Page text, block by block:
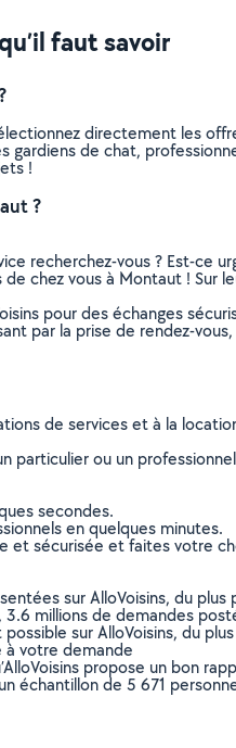
faut savoir
directement les
gardiens de chat,
!
?
recherchez-vous ? Est-ce
chez vous à Montaut !
pour des échanges
par la prise de rendez-
de services et à la
particulier ou un
secondes.
en quelques minutes.
et sécurisée et faites votre
sur AlloVoisins, du
millions de demandes
sur AlloVoisins, du
à votre demande
propose un bon
échantillon de 5 671